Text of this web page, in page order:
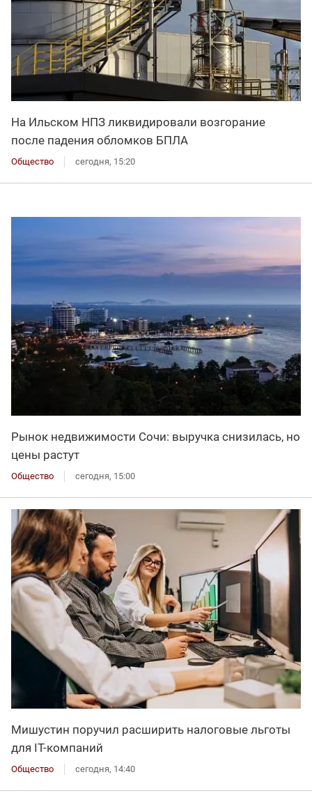
На Ильском НПЗ ликвидировали возгорание
после падения обломков БПЛА
Общество сегодня, 15:20
Рынок недвижимости Сочи: выручка снизилась, но
цены растут
Общество сегодня, 15:00
Мишустин поручил расширить налоговые льготы
для IT-компаний
Общество сегодня, 14:40